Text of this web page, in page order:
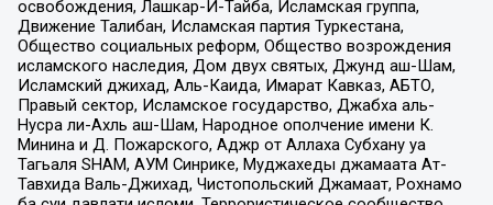
освобождения, Лашкар-И-Тайба, Исламская группа,
Движение Талибан, Исламская партия Туркестана,
Общество социальных реформ, Общество возрождения
исламского наследия, Дом двух святых, Джунд аш-Шам,
Исламский джихад, Аль-Каида, Имарат Кавказ, АБТО,
Правый сектор, Исламское государство, Джабха аль-
Нусра ли-Ахль аш-Шам, Народное ополчение имени К.
Минина и Д. Пожарского, Аджр от Аллаха Субхану уа
Тагьаля SHAM, АУМ Синрике, Муджахеды джамаата Ат-
Тавхида Валь-Джихад, Чистопольский Джамаат, Рохнамо